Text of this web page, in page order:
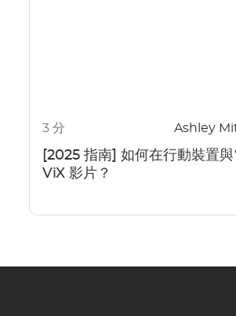
3 分 Ashley
[2025 指南] 如何在行動裝置
ViX 影片？